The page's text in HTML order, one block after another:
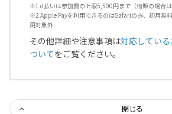
※1 d払いは参加費の上限5,500円まで（物販の場合は
※2 Apple Payを利用できるのはSafariのみ、初月無
用対象外
その他詳細や注意事項は対応してい
ついてをご覧ください。
閉じる